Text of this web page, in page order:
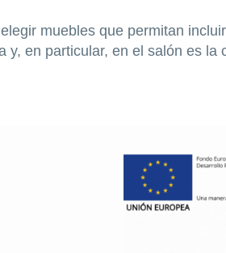
muebles que permitan
y, en particular, en el salón es la